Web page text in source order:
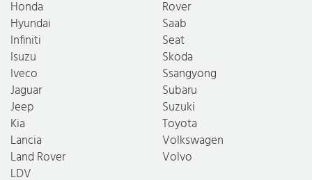
Honda
Hyundai
Infiniti
Isuzu
Iveco
Jaguar
Jeep
Kia
Lancia
Land Rover
LDV
Rover
Saab
Seat
Skoda
Ssangyong
Subaru
Suzuki
Toyota
Volkswagen
Volvo